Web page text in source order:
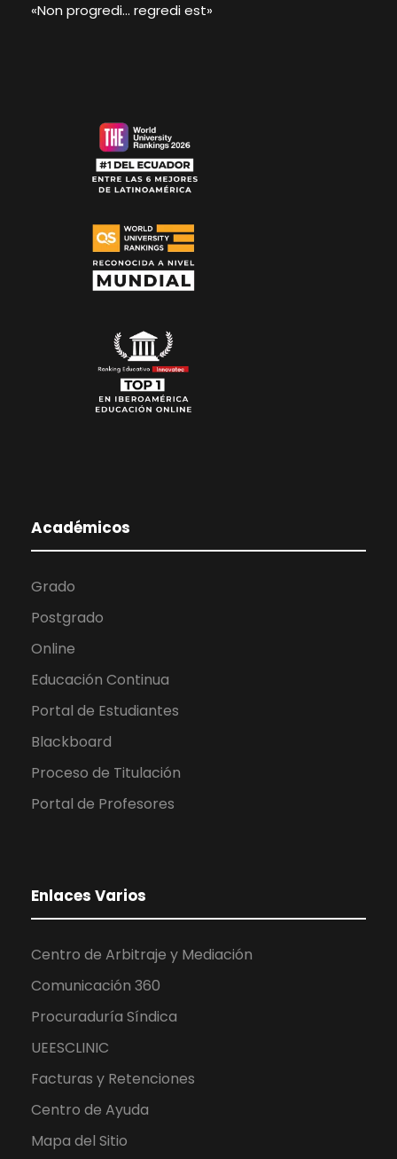
«Non progredi… regredi est»
Académicos
Grado
Postgrado
Online
Educación Continua
Portal de Estudiantes
Blackboard
Proceso de Titulación
Portal de Profesores
Enlaces Varios
Centro de Arbitraje y Mediación
Comunicación 360
Procuraduría Síndica
UEESCLINIC
Facturas y Retenciones
Centro de Ayuda
Mapa del Sitio